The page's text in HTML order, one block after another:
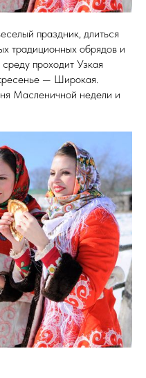
праздник, длиться
традиционных обрядов и
проходит Узкая
— Широкая.
Масленичной недели и